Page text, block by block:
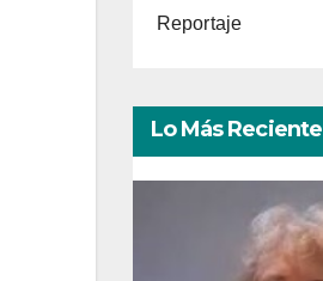
Reportaje
Lo Más Reciente